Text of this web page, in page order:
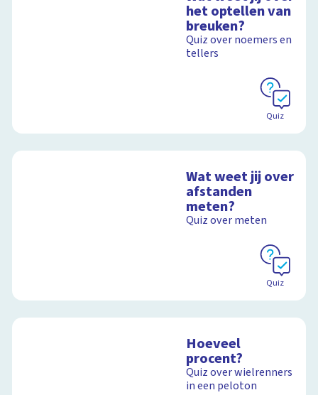
het optellen van
breuken?
Quiz over noemers en
tellers
Quiz
Wat weet jij over
afstanden
meten?
Quiz over meten
Quiz
Hoeveel
procent?
Quiz over wielrenners
in een peloton